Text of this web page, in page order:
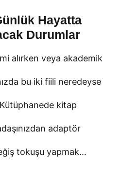
Hayatta
Durumlar
alırken veya akademik
bu iki fiili neredeyse
kitap
adaptör
tokuşu yapmak…